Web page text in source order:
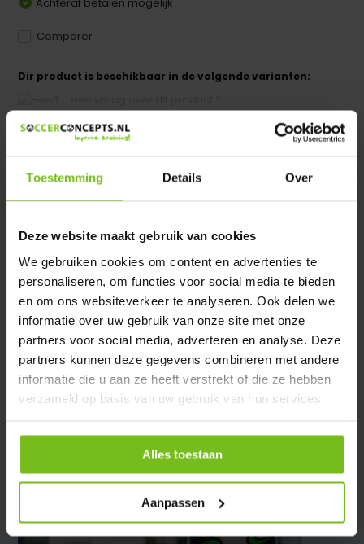
Toestemming Details Over
Deze website maakt gebruik van cookies
We gebruiken cookies om content en advertenties te
personaliseren, om functies voor social media te bieden
en om ons websiteverkeer te analyseren. Ook delen we
informatie over uw gebruik van onze site met onze
partners voor social media, adverteren en analyse. Deze
partners kunnen deze gegevens combineren met andere
informatie die u aan ze heeft verstrekt of die ze hebben
verzameld op basis van uw gebruik van hun services.
Alles toestaan
Aanpassen
Comparer
Dir product is beschikbaar in de volgende varianten:
Heeft u een vraag over dit product ?
We helpen u graag met meer informatie
Spécifications
Évaluations
Partager